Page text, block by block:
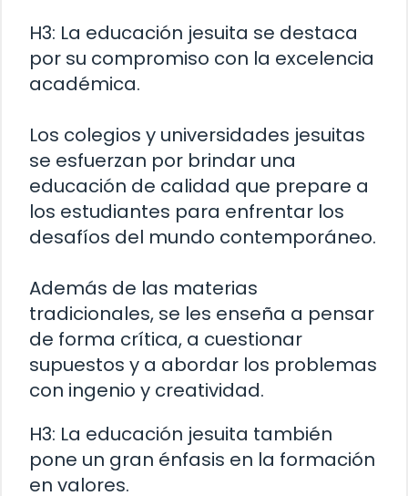
H3: La educación jesuita se destaca
por su compromiso con la excelencia
académica.
Los colegios y universidades jesuitas
se esfuerzan por brindar una
educación de calidad que prepare a
los estudiantes para enfrentar los
desafíos del mundo contemporáneo.
Además de las materias
tradicionales, se les enseña a pensar
de forma crítica, a cuestionar
supuestos y a abordar los problemas
con ingenio y creatividad.
H3: La educación jesuita también
pone un gran énfasis en la formación
en valores.